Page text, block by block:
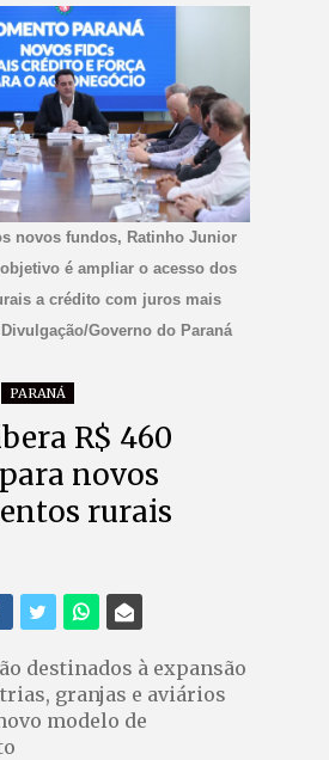
novos fundos, Ratinho Junior
é ampliar o acesso dos
a crédito com juros mais
Governo do Paraná
PARANÁ
R$ 460
novos
rurais
destinados à expansão
granjas e aviários
modelo de